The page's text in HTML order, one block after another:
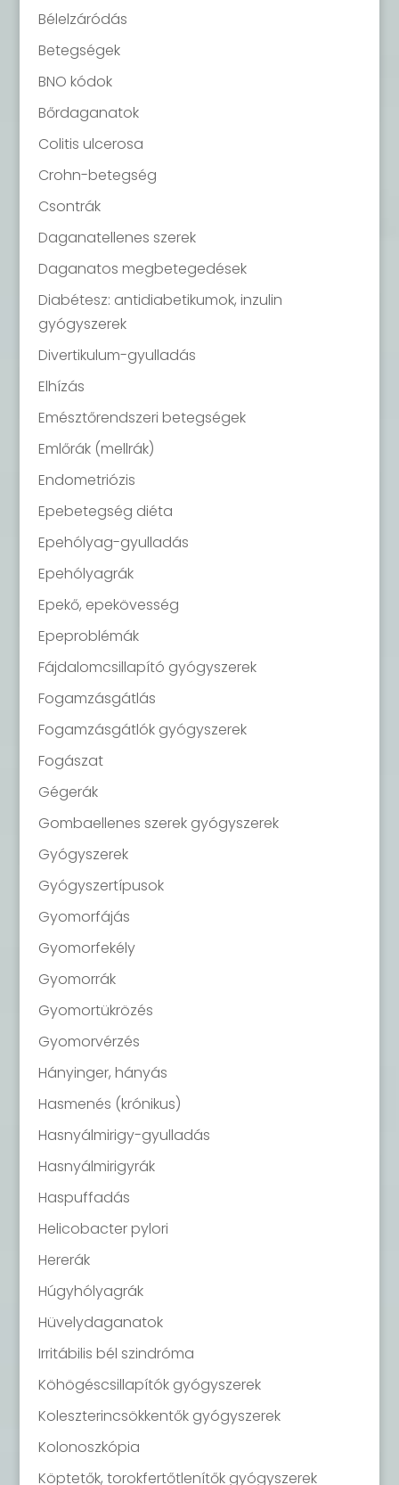
Bélelzáródás
Betegségek
BNO kódok
Bőrdaganatok
Colitis ulcerosa
Crohn-betegség
Csontrák
Daganatellenes szerek
Daganatos megbetegedések
Diabétesz: antidiabetikumok, inzulin
gyógyszerek
Divertikulum-gyulladás
Elhízás
Emésztőrendszeri betegségek
Emlőrák (mellrák)
Endometriózis
Epebetegség diéta
Epehólyag-gyulladás
Epehólyagrák
Epekő, epekövesség
Epeproblémák
Fájdalomcsillapító gyógyszerek
Fogamzásgátlás
Fogamzásgátlók gyógyszerek
Fogászat
Gégerák
Gombaellenes szerek gyógyszerek
Gyógyszerek
Gyógyszertípusok
Gyomorfájás
Gyomorfekély
Gyomorrák
Gyomortükrözés
Gyomorvérzés
Hányinger, hányás
Hasmenés (krónikus)
Hasnyálmirigy-gyulladás
Hasnyálmirigyrák
Haspuffadás
Helicobacter pylori
Hererák
Húgyhólyagrák
Hüvelydaganatok
Irritábilis bél szindróma
Köhögéscsillapítók gyógyszerek
Koleszterincsökkentők gyógyszerek
Kolonoszkópia
Köptetők, torokfertőtlenítők gyógyszerek